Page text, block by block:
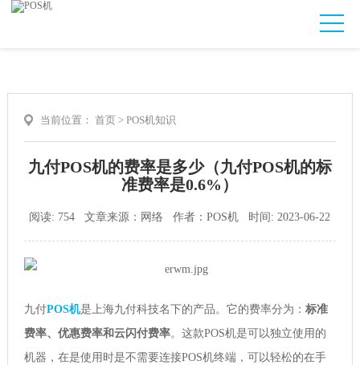
当前位置： 首页> POS机知识
九付POS机的费率是多少（九付POS机的标
准费率是0.6%）
阅读: 754 文章来源：网络 作者：POS机 时间: 2023-06-22
九付POS机是上海九付科技名下的产品。它的费率分为： 标准
费率、优惠费率和云闪付费率。这款POS机是可以独立使用的
机器，在是使用时是不需要连接POS机终端，可以轻松的在手